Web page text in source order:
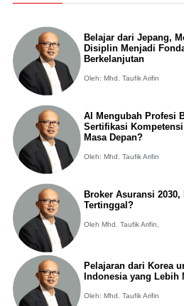
Belajar dari Jepang,
Disiplin Menjadi
Berkelanjutan
Oleh: Mhd. Taufik Arifin
AI Mengubah Profesi
Sertifikasi
Masa Depan?
Oleh: Mhd. Taufik Arifin
Broker Asuransi
Tertinggal?
Oleh Mhd. Taufik Arifin,
Pelajaran dari Korea
Indonesia yang Lebih
Oleh: Mhd. Taufik Arifin